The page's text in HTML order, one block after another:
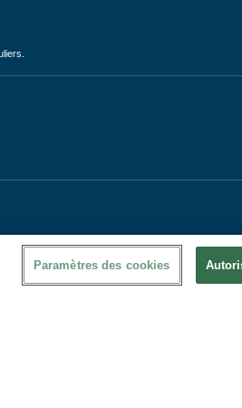
Paramètres des cookies